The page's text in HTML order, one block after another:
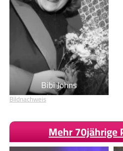
Bibi Johns
Bildnachweis
Mehr 70jährige